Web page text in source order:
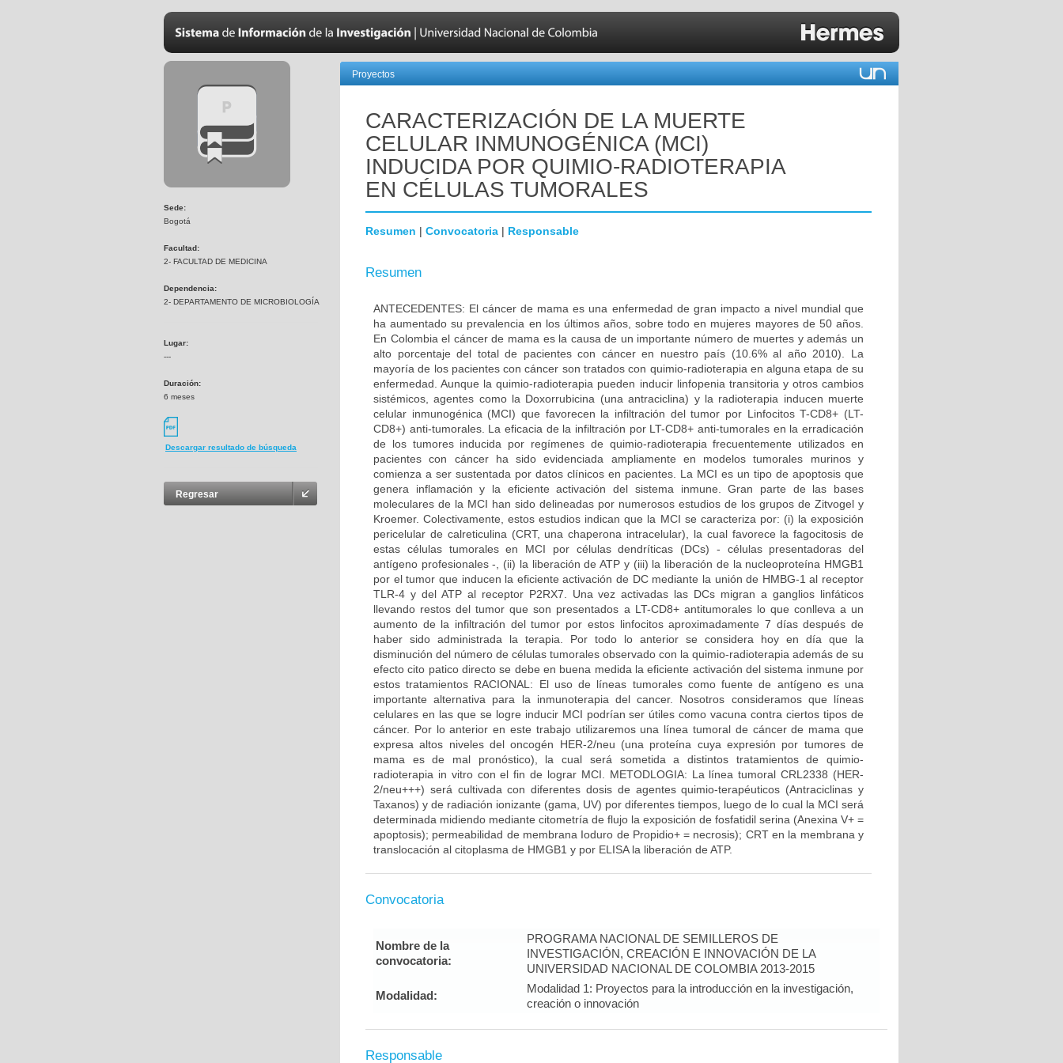
Sede:
Bogotá
Facultad:
2- FACULTAD DE MEDICINA
Dependencia:
2- DEPARTAMENTO DE MICROBIOLOGÍA
Lugar:
---
Duración:
6 meses
Descargar resultado de búsqueda
Regresar
Proyectos
CARACTERIZACIÓN DE LA MUERTE
CELULAR INMUNOGÉNICA (MCI)
INDUCIDA POR QUIMIO-RADIOTERAPIA
EN CÉLULAS TUMORALES
Resumen | Convocatoria | Responsable
Resumen
ANTECEDENTES: El cáncer de mama es una enfermedad de gran impacto a nivel mundial que
ha aumentado su prevalencia en los últimos años, sobre todo en mujeres mayores de 50 años.
En Colombia el cáncer de mama es la causa de un importante número de muertes y además un
alto porcentaje del total de pacientes con cáncer en nuestro país (10.6% al año 2010). La
mayoría de los pacientes con cáncer son tratados con quimio-radioterapia en alguna etapa de su
enfermedad. Aunque la quimio-radioterapia pueden inducir linfopenia transitoria y otros cambios
sistémicos, agentes como la Doxorrubicina (una antraciclina) y la radioterapia inducen muerte
celular inmunogénica (MCI) que favorecen la infiltración del tumor por Linfocitos T-CD8+ (LT-
CD8+) anti-tumorales. La eficacia de la infiltración por LT-CD8+ anti-tumorales en la erradicación
de los tumores inducida por regímenes de quimio-radioterapia frecuentemente utilizados en
pacientes con cáncer ha sido evidenciada ampliamente en modelos tumorales murinos y
comienza a ser sustentada por datos clínicos en pacientes. La MCI es un tipo de apoptosis que
genera inflamación y la eficiente activación del sistema inmune. Gran parte de las bases
moleculares de la MCI han sido delineadas por numerosos estudios de los grupos de Zitvogel y
Kroemer. Colectivamente, estos estudios indican que la MCI se caracteriza por: (i) la exposición
pericelular de calreticulina (CRT, una chaperona intracelular), la cual favorece la fagocitosis de
estas células tumorales en MCI por células dendríticas (DCs) - células presentadoras del
antígeno profesionales -, (ii) la liberación de ATP y (iii) la liberación de la nucleoproteína HMGB1
por el tumor que inducen la eficiente activación de DC mediante la unión de HMBG-1 al receptor
TLR-4 y del ATP al receptor P2RX7. Una vez activadas las DCs migran a ganglios linfáticos
llevando restos del tumor que son presentados a LT-CD8+ antitumorales lo que conlleva a un
aumento de la infiltración del tumor por estos linfocitos aproximadamente 7 días después de
haber sido administrada la terapia. Por todo lo anterior se considera hoy en día que la
disminución del número de células tumorales observado con la quimio-radioterapia además de su
efecto cito patico directo se debe en buena medida la eficiente activación del sistema inmune por
estos tratamientos RACIONAL: El uso de líneas tumorales como fuente de antígeno es una
importante alternativa para la inmunoterapia del cancer. Nosotros consideramos que líneas
celulares en las que se logre inducir MCI podrían ser útiles como vacuna contra ciertos tipos de
cáncer. Por lo anterior en este trabajo utilizaremos una línea tumoral de cáncer de mama que
expresa altos niveles del oncogén HER-2/neu (una proteína cuya expresión por tumores de
mama es de mal pronóstico), la cual será sometida a distintos tratamientos de quimio-
radioterapia in vitro con el fin de lograr MCI. METODLOGIA: La línea tumoral CRL2338 (HER-
2/neu+++) será cultivada con diferentes dosis de agentes quimio-terapéuticos (Antraciclinas y
Taxanos) y de radiación ionizante (gama, UV) por diferentes tiempos, luego de lo cual la MCI será
determinada midiendo mediante citometría de flujo la exposición de fosfatidil serina (Anexina V+ =
apoptosis); permeabilidad de membrana Ioduro de Propidio+ = necrosis); CRT en la membrana y
translocación al citoplasma de HMGB1 y por ELISA la liberación de ATP.
Convocatoria
Nombre de la
convocatoria:
PROGRAMA NACIONAL DE SEMILLEROS DE
INVESTIGACIÓN, CREACIÓN E INNOVACIÓN DE LA
UNIVERSIDAD NACIONAL DE COLOMBIA 2013-2015
Modalidad:
Modalidad 1: Proyectos para la introducción en la investigación,
creación o innovación
Responsable